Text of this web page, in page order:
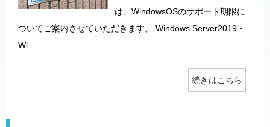
は、WindowsOSのサポート期限に
ついてご案内させていただきます。 Windows Server2019・
Wi...
続きはこちら